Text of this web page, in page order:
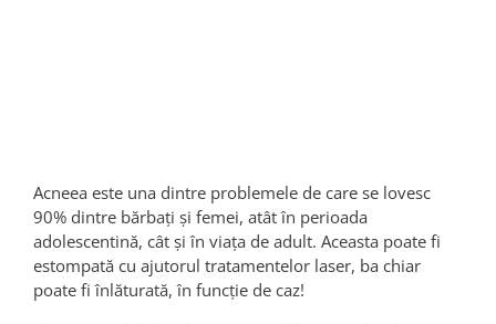
Acneea este una dintre problemele de care se lovesc
90% dintre bărbați și femei, atât în perioada
adolescentină, cât și în viața de adult. Aceasta poate fi
estompată cu ajutorul tratamentelor laser, ba chiar
poate fi înlăturată, în funcție de caz!